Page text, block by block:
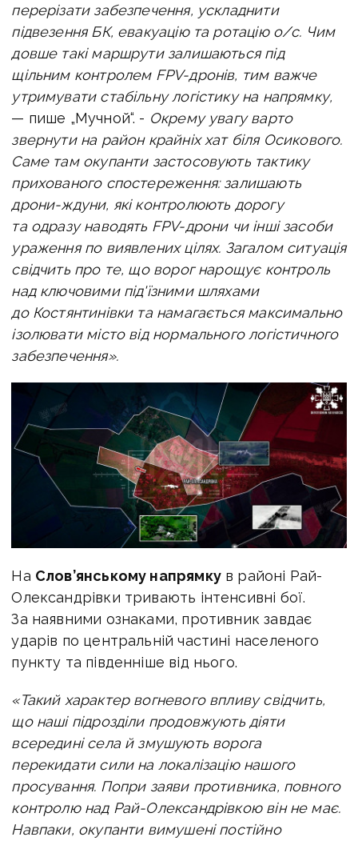
перерізати забезпечення, ускладнити
підвезення БК, евакуацію та ротацію о/с. Чим
довше такі маршрути залишаються під
щільним контролем FPV-дронів, тим важче
утримувати стабільну логістику на напрямку,
— пише „Мучной“. - Окрему увагу варто
звернути на район крайніх хат біля Осикового.
Саме там окупанти застосовують тактику
прихованого спостереження: залишають
дрони-ждуни, які контролюють дорогу
та одразу наводять FPV-дрони чи інші засоби
ураження по виявлених цілях. Загалом ситуація
свідчить про те, що ворог нарощує контроль
над ключовими під'їзними шляхами
до Костянтинівки та намагається максимально
ізолювати місто від нормального логістичного
забезпечення».
На Слов’янському напрямкув районі Рай-
Олександрівки тривають інтенсивні бої.
За наявними ознаками, противник завдає
ударів по центральній частині населеного
пункту та південніше від нього.
«Такий характер вогневого впливу свідчить,
що наші підрозділи продовжують діяти
всередині села й змушують ворога
перекидати сили на локалізацію нашого
просування. Попри заяви противника, повного
контролю над Рай-Олександрівкою він не має.
Навпаки, окупанти вимушені постійно